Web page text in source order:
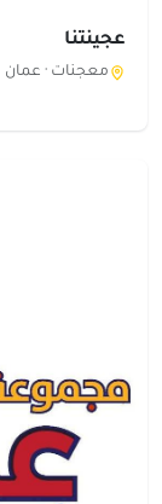
عجينتنا
معجنات · عمان